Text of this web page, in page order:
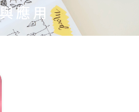
應用